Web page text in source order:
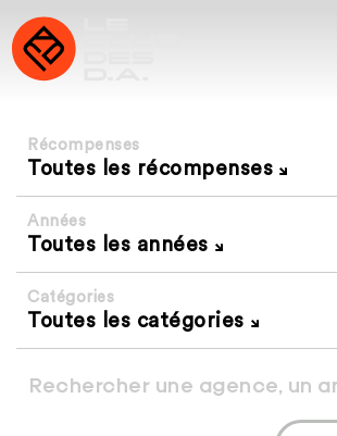
Récompenses
Toutes les récompenses
Années
Toutes les années
Catégories
Toutes les catégories